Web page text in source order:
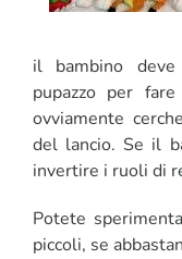
il bambino
pupazzo per
ovviamente
del lancio. Se il
invertire i ruoli di
Potete
piccoli, se